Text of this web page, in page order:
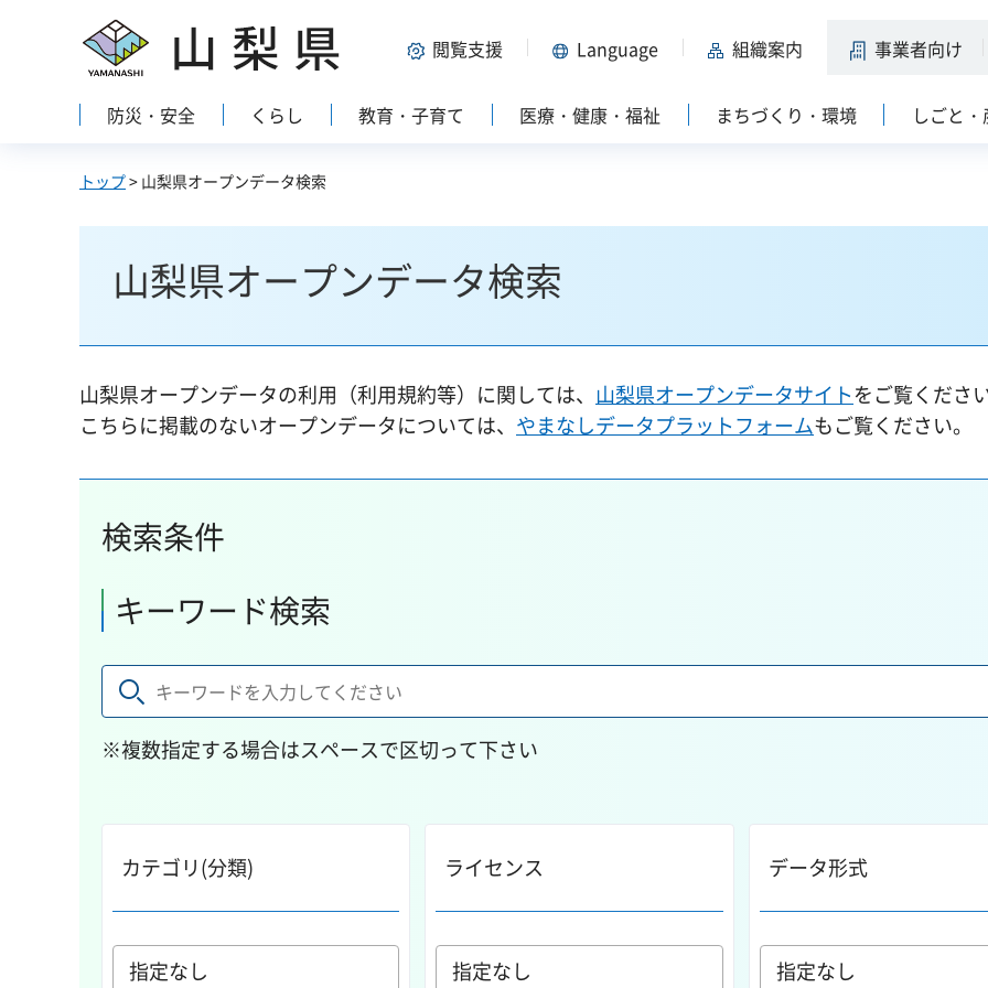
山梨県 閲覧支援 Language 組織案内 事業者向け
防災・安全 くらし 教育・子育て 医療・健康・福祉 まちづくり・環境 しごと
トップ> 山梨県オープンデータ検索
山梨県オープンデータ検索
山梨県オープンデータの利用（利用規約等）に関しては、 山梨県オープンデータサイトをご覧くださ
こちらに掲載のないオープンデータについては、 やまなしデータプラットフォームもご覧ください。
検索条件
キーワード検索
※複数指定する場合はスペースで区切って下さい
カテゴリ(分類) ライセンス データ形式